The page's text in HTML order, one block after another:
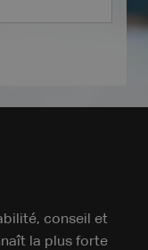
conseil et
la plus forte